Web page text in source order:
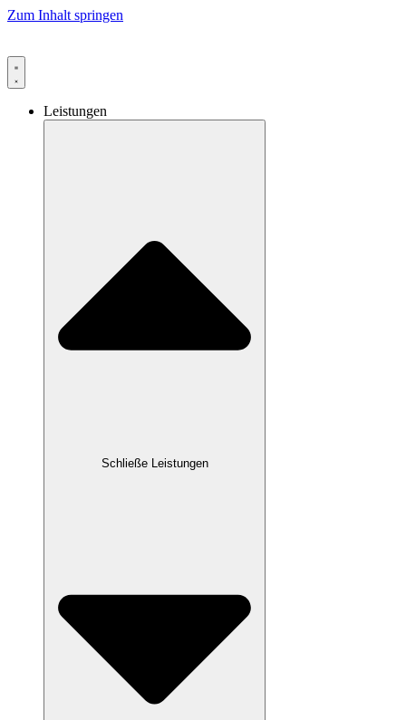
Zum Inhalt springen
Leistungen
Schließe Leistungen